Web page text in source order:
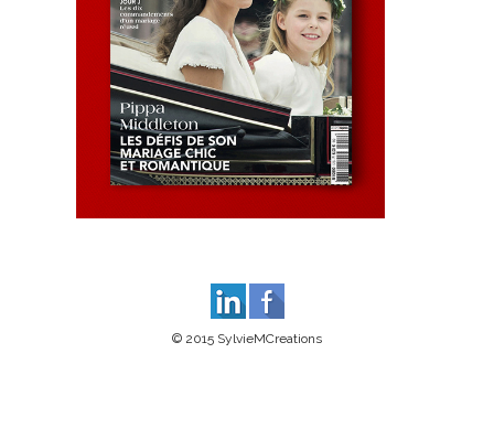
© 2015 SylvieMCreations